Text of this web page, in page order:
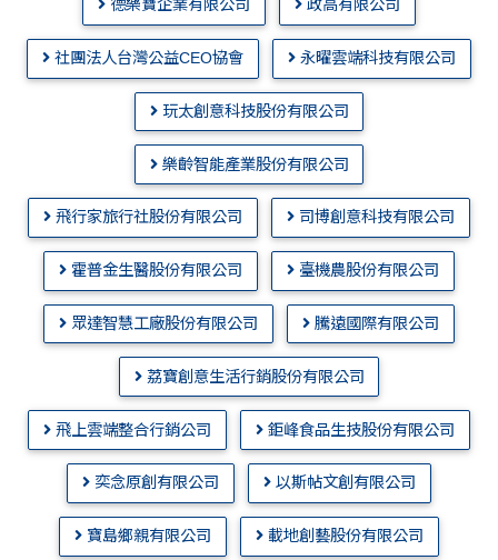
德樂寶企業有限公司 政高有限公司
社團法人台灣公益CEO協會 永曜雲端科技有限公司
玩太創意科技股份有限公司
樂齡智能產業股份有限公司
飛行家旅行社股份有限公司 司博創意科技有限公司
霍普金生醫股份有限公司 臺機農股份有限公司
眾達智慧工廠股份有限公司 騰遠國際有限公司
荔寶創意生活行銷股份有限公司
飛上雲端整合行銷公司 鉅峰食品生技股份有限公司
奕念原創有限公司 以斯帖文創有限公司
寶島鄉親有限公司 載地創藝股份有限公司